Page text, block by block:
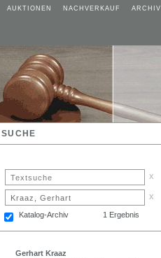
AUKTIONEN NACHVERKAUF ARCHIV
SUCHE
x
x
Katalog-Archiv 1 Ergebnis
Gerhart Kraaz